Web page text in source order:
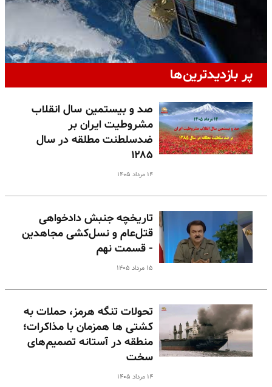
پر بازدیدترین‌ها
صد و بیستمین سال انقلاب
مشروطیت ایران بر
ضدسلطنت مطلقه در سال
۱۲۸۵
۱۴ مرداد ۱۴۰۵
تاریخچه جنبش دادخواهی
قتل‌عام و نسل‌کشی مجاهدین
- قسمت نهم
۱۵ مرداد ۱۴۰۵
تحولات تنگه هرمز، حملات به
کشتی ها همزمان با مذاکرات؛
منطقه در آستانه تصمیم‌های
سخت
۱۴ مرداد ۱۴۰۵